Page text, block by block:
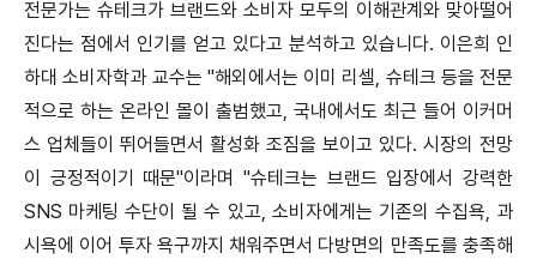
전문가는 슈테크가 브랜드와 소비자 모두의 이해관계와 맞아떨어
진다는 점에서 인기를 얻고 있다고 분석하고 있습니다. 이은희 인
하대 소비자학과 교수는 "해외에서는 이미 리셀, 슈테크 등을 전문
적으로 하는 온라인 몰이 출범했고, 국내에서도 최근 들어 이커머
스 업체들이 뛰어들면서 활성화 조짐을 보이고 있다. 시장의 전망
이 긍정적이기 때문"이라며 "슈테크는 브랜드 입장에서 강력한
SNS 마케팅 수단이 될 수 있고, 소비자에게는 기존의 수집욕, 과
시욕에 이어 투자 욕구까지 채워주면서 다방면의 만족도를 충족해